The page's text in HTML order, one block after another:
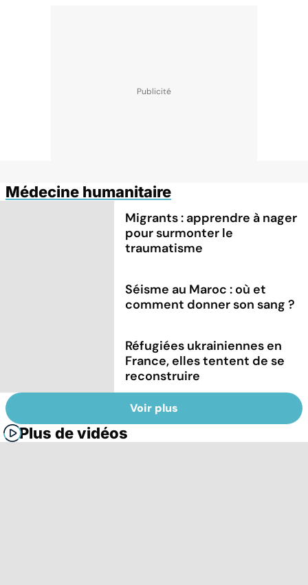
Médecine humanitaire
Migrants : apprendre à nager
pour surmonter le
traumatisme
Séisme au Maroc : où et
comment donner son sang ?
Réfugiées ukrainiennes en
France, elles tentent de se
reconstruire
Voir plus
Plus de vidéos